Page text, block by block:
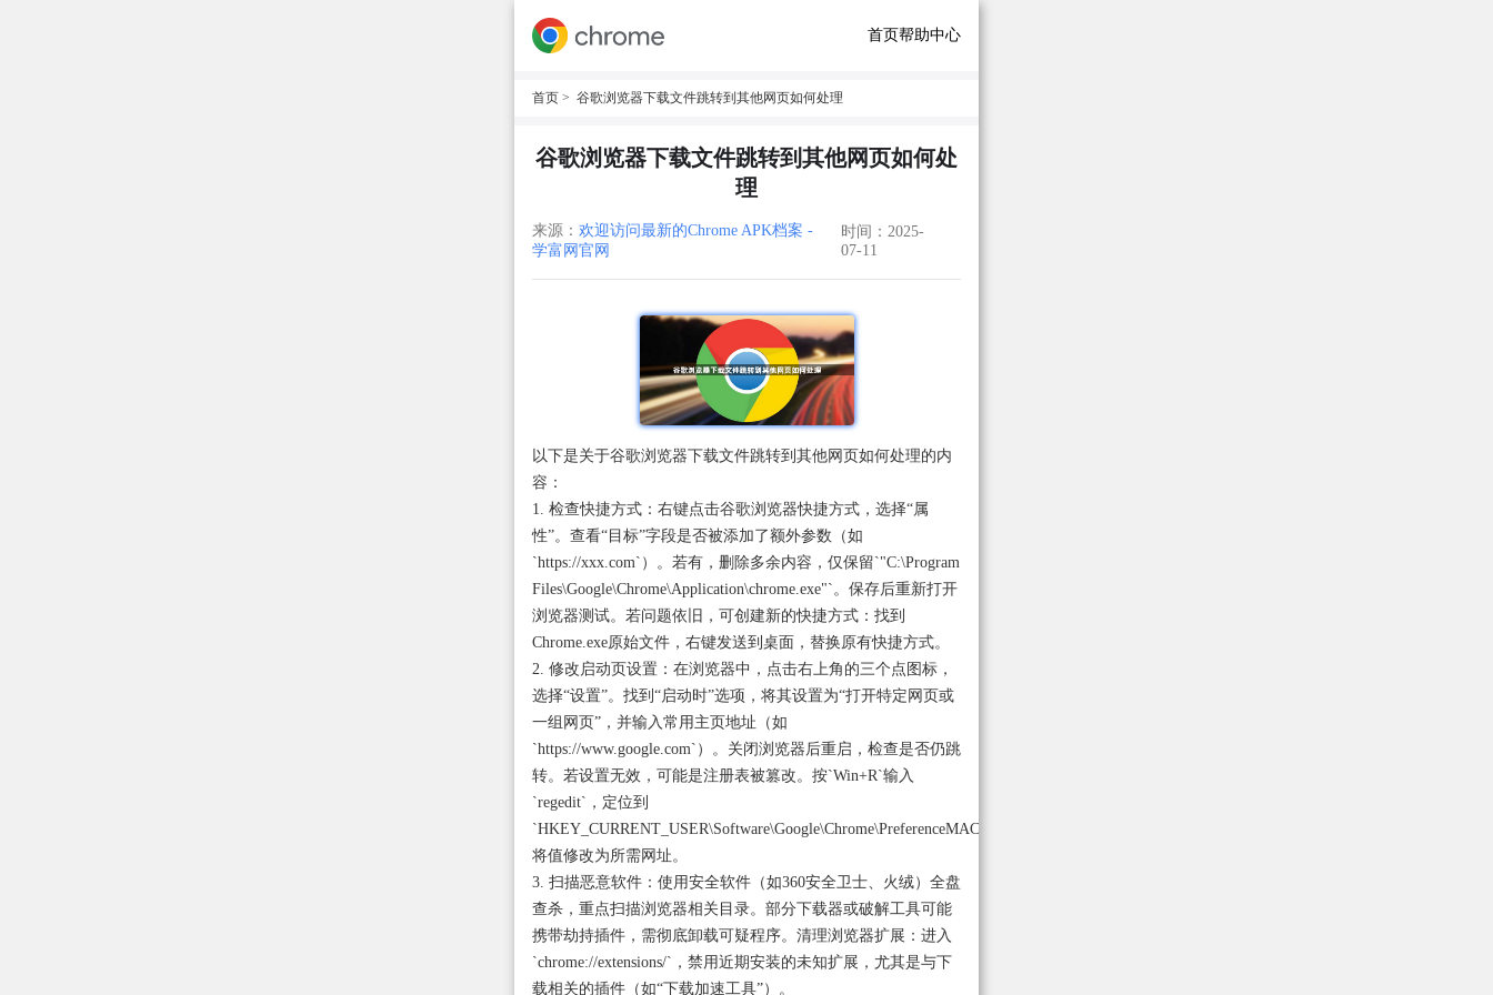
首页帮助中心
首页 > 谷歌浏览器下载文件跳转到其他网页如何处理
谷歌浏览器下载文件跳转到其他网页如何处
理
来源： 欢迎访问最新的Chrome APK档案 -
学富网官网
时间：2025-
07-11
以下是关于谷歌浏览器下载文件跳转到其他网页如何处理的内
容：
1. 检查快捷方式：右键点击谷歌浏览器快捷方式，选择“属
性”。查看“目标”字段是否被添加了额外参数（如
`https://xxx.com`）。若有，删除多余内容，仅保留`"C:\Program
Files\Google\Chrome\Application\chrome.exe"`。保存后重新打开
浏览器测试。若问题依旧，可创建新的快捷方式：找到
Chrome.exe原始文件，右键发送到桌面，替换原有快捷方式。
2. 修改启动页设置：在浏览器中，点击右上角的三个点图标，
选择“设置”。找到“启动时”选项，将其设置为“打开特定网页或
一组网页”，并输入常用主页地址（如
`https://www.google.com`）。关闭浏览器后重启，检查是否仍跳
转。若设置无效，可能是注册表被篡改。按`Win+R`输入
`regedit`，定位到
`HKEY_CURRENT_USER\Software\Google\Chrome\PreferenceMAC\Homepage`，
将值修改为所需网址。
3. 扫描恶意软件：使用安全软件（如360安全卫士、火绒）全盘
查杀，重点扫描浏览器相关目录。部分下载器或破解工具可能
携带劫持插件，需彻底卸载可疑程序。清理浏览器扩展：进入
`chrome://extensions/`，禁用近期安装的未知扩展，尤其是与下
载相关的插件（如“下载加速工具”）。